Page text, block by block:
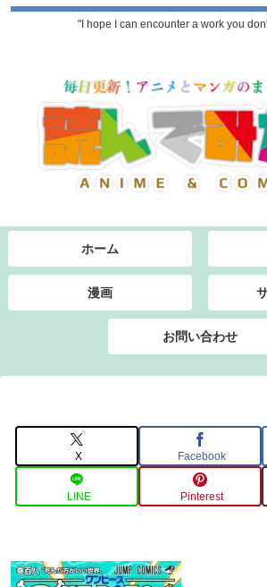
"I hope I can encounter a work you
ホーム
漫画
お問い合わせ
X Facebook
LINE Pinterest